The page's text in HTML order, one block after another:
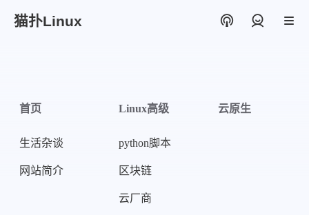
猫扑Linux
首页
生活杂谈
网站简介
Linux高级
python脚本
区块链
云厂商
云原生